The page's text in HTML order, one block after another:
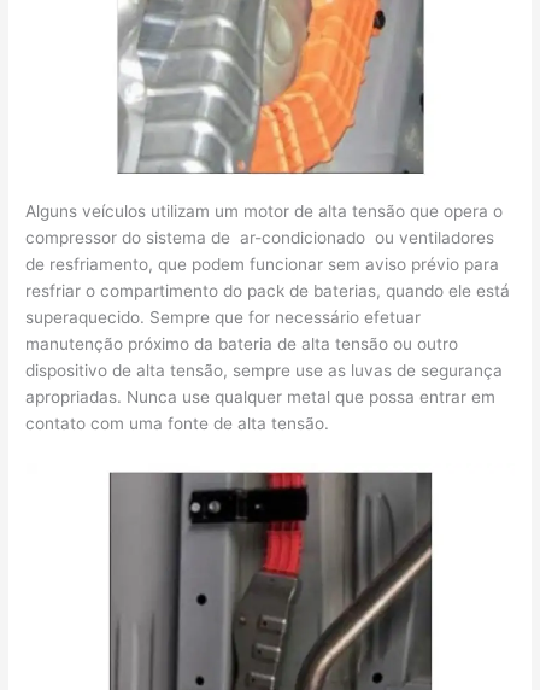
Alguns veículos utilizam um motor de alta tensão que opera o
compressor do sistema de ar-condicionado ou ventiladores
de resfriamento, que podem funcionar sem aviso prévio para
resfriar o compartimento do pack de baterias, quando ele está
superaquecido. Sempre que for necessário efetuar
manutenção próximo da bateria de alta tensão ou outro
dispositivo de alta tensão, sempre use as luvas de segurança
apropriadas. Nunca use qualquer metal que possa entrar em
contato com uma fonte de alta tensão.